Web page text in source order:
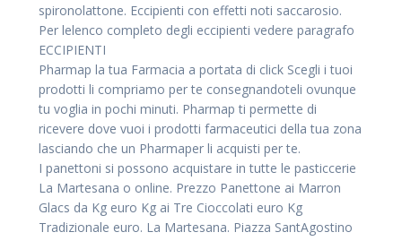
spironolattone. Eccipienti con effetti noti saccarosio.
Per lelenco completo degli eccipienti vedere paragrafo
ECCIPIENTI
Pharmap la tua Farmacia a portata di click Scegli i tuoi
prodotti li compriamo per te consegnandoteli ovunque
tu voglia in pochi minuti. Pharmap ti permette di
ricevere dove vuoi i prodotti farmaceutici della tua zona
lasciando che un Pharmaper li acquisti per te.
I panettoni si possono acquistare in tutte le pasticcerie
La Martesana o online. Prezzo Panettone ai Marron
Glacs da Kg euro Kg ai Tre Cioccolati euro Kg
Tradizionale euro. La Martesana. Piazza SantAgostino